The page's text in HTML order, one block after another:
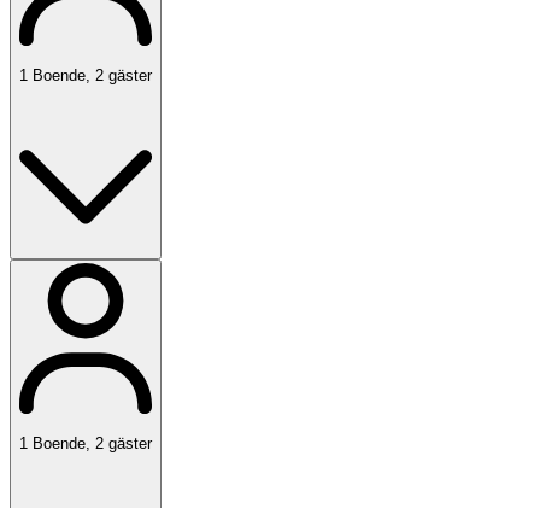
1 Boende 2 gäster
1 Boende 2 gäster